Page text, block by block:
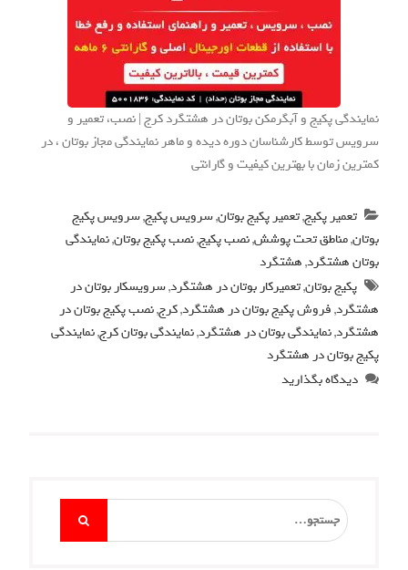
نمایندگی پکیج و آبگرمکن بوتان در هشتگرد کرج | نصب، تعمیر و
سرویس توسط کارشناسان دوره دیده و ماهر نمایندگی مجاز بوتان ، در
کمترین زمان با بهترین کیفیت و گارانتی
تعمیر پکیج,تعمیر پکیج بوتان,سرویس پکیج,سرویس پکیج
بوتان,مناطق تحت پوشش,نصب پکیج,نصب پکیج بوتان,نمایندگی
بوتان هشتگرد,هشتگرد
پکیج بوتان,تعمیرکار بوتان در هشتگرد,سرویسکار بوتان در
هشتگرد,فروش پکیج بوتان در هشتگرد,کرج,نصب پکیج بوتان در
هشتگرد,نمایندگی بوتان در هشتگرد,نمایندگی بوتان کرج,نمایندگی
پکیج بوتان در هشتگرد
دیدگاه بگذارید
Search
for: